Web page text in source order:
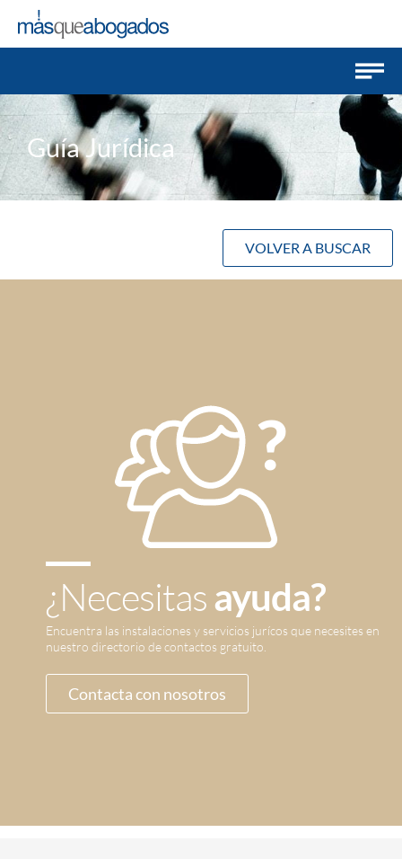
Guía Jurídica
VOLVER A BUSCAR
¿Necesitasayuda?
Encuentra las instalaciones y servicios jurícos que necesites en
nuestro directorio de contactos gratuito.
Contacta con nosotros